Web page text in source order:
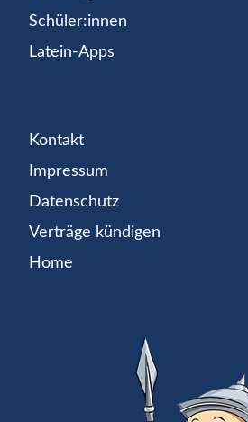
Schüler:innen
Latein-Apps
Kontakt
Impressum
Datenschutz
Verträge kündigen
Home